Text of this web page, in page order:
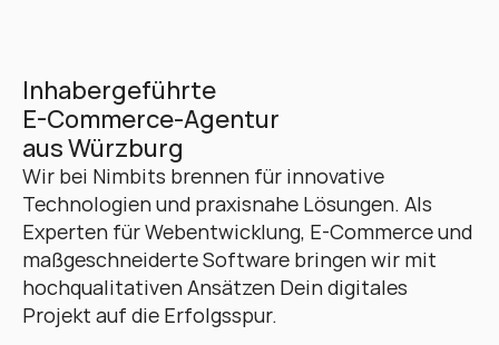
Inhabergeführte
E-Commerce-Agentur
aus Würzburg
Wir bei Nimbits brennen für innovative
Technologien und praxisnahe Lösungen. Als
Experten für Webentwicklung, E-Commerce und
maßgeschneiderte Software bringen wir mit
hochqualitativen Ansätzen Dein digitales
Projekt auf die Erfolgsspur.